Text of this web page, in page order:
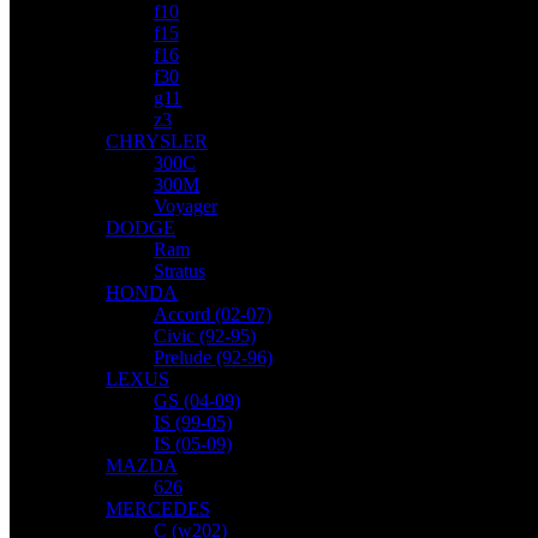
f10
f15
f16
f30
g11
z3
CHRYSLER
300C
300M
Voyager
DODGE
Ram
Stratus
HONDA
Accord (02-07)
Civic (92-95)
Prelude (92-96)
LEXUS
GS (04-09)
IS (99-05)
IS (05-09)
MAZDA
626
MERCEDES
C (w202)